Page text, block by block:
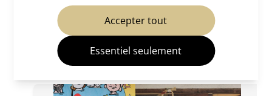
d'informations, veuillez consulter notrepolitique
de confidentialité
Accepter tout
Essentiel seulement
Trouvez l’inspiration dans
cette zone